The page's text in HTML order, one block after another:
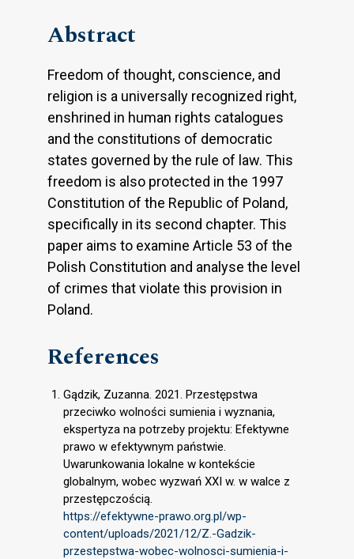
Abstract
Freedom of thought, conscience, and
religion is a universally recognized right,
enshrined in human rights catalogues
and the constitutions of democratic
states governed by the rule of law. This
freedom is also protected in the 1997
Constitution of the Republic of Poland,
specifically in its second chapter. This
paper aims to examine Article 53 of the
Polish Constitution and analyse the level
of crimes that violate this provision in
Poland.
References
Gądzik, Zuzanna. 2021. Przestępstwa
przeciwko wolności sumienia i wyznania,
ekspertyza na potrzeby projektu: Efektywne
prawo w efektywnym państwie.
Uwarunkowania lokalne w kontekście
globalnym, wobec wyzwań XXI w. w walce z
przestępczością.
https://efektywne-prawo.org.pl/wp-
content/uploads/2021/12/Z.-Gadzik-
przestepstwa-wobec-wolnosci-sumienia-i-